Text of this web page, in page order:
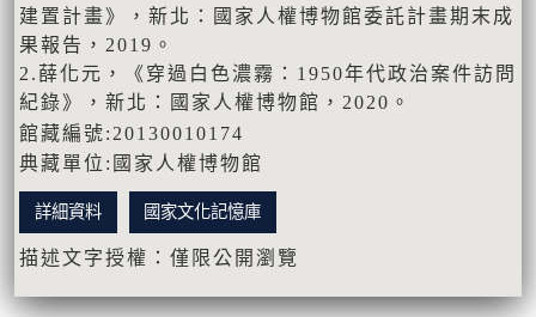
建置計畫》，新北：國家人權博物館委託計畫期末成
果報告，2019。
2.薛化元，《穿過白色濃霧：1950年代政治案件訪問
紀錄》，新北：國家人權博物館，2020。
館藏編號:20130010174
典藏單位:國家人權博物館
詳細資料 國家文化記憶庫
描述文字授權：僅限公開瀏覽